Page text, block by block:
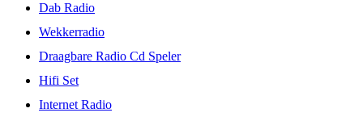
Dab Radio
Wekkerradio
Draagbare Radio Cd Speler
Hifi Set
Internet Radio